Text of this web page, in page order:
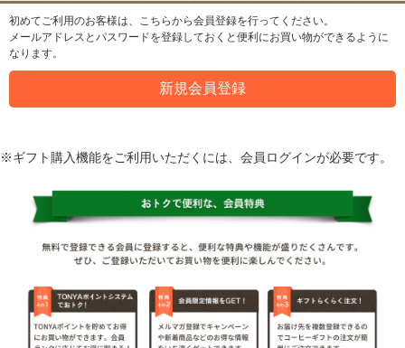
初めてご利用のお客様は、こちらから会員登録を行ってください。
メールアドレスとパスワードを登録しておくと便利にお買い物ができるように
なります。
※ギフト購入機能をご利用いただくには、会員ログインが必要です。